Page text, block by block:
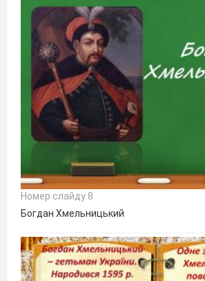
Номер слайду 8
Богдан Хмельницький